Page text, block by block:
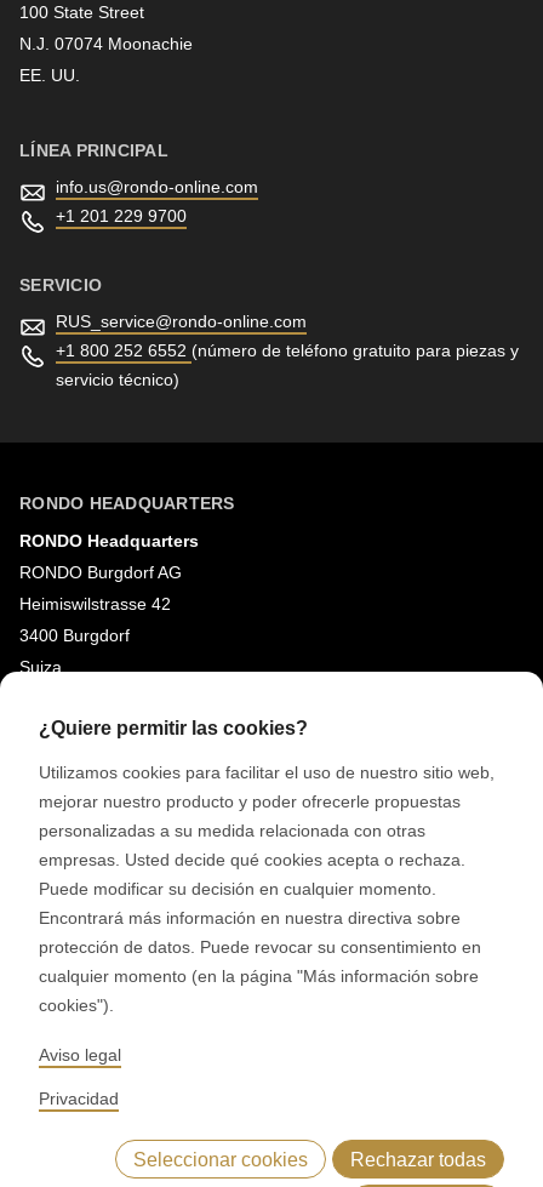
100 State Street
N.J. 07074 Moonachie
EE. UU.
LÍNEA PRINCIPAL
info.us@rondo-online.com
+1 201 229 9700
SERVICIO
RUS_service@rondo-online.com
+1 800 252 6552 (número de teléfono gratuito para piezas y
servicio técnico)
RONDO HEADQUARTERS
RONDO Headquarters
RONDO Burgdorf AG
Heimiswilstrasse 42
3400 Burgdorf
Suiza
REDES SOCIALES
LinkedIn
Youtube
Instagram
Google Reviews
© 2026 RONDO BURGDORF AG
CONDICIONES GENERALES RONDOCONNECT
GENERAL TERMS AND CONDITIONS OF PURCHASE
POLÍTICA DE PRIVACIDADPIE DE IMPRENTA WHISTLEBLOWING (IT)
¿Quiere permitir las cookies?
Utilizamos cookies para facilitar el uso de nuestro sitio web,
mejorar nuestro producto y poder ofrecerle propuestas
personalizadas a su medida relacionada con otras
empresas. Usted decide qué cookies acepta o rechaza.
Puede modificar su decisión en cualquier momento.
Encontrará más información en nuestra directiva sobre
protección de datos. Puede revocar su consentimiento en
cualquier momento (en la página "Más información sobre
cookies").
Aviso legal
Privacidad
Seleccionar cookies Rechazar todas